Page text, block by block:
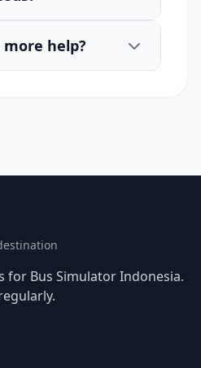
help?
for Bus Simulator Indonesia.